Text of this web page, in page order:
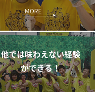
MORE
他では味わえない経験
ができる！